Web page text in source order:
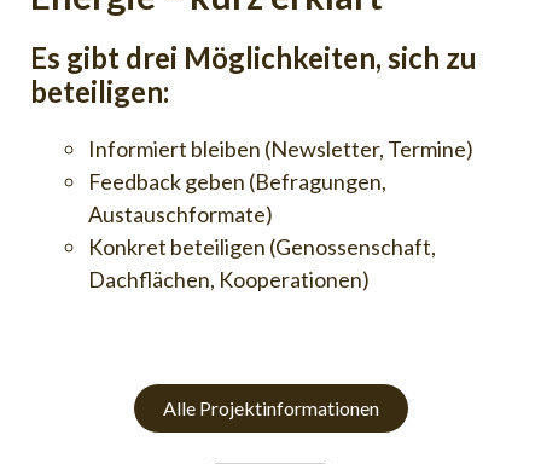
Es gibt drei Möglichkeiten, sich zu
beteiligen:
Informiert bleiben (Newsletter, Termine)
Feedback geben (Befragungen,
Austauschformate)
Konkret beteiligen (Genossenschaft,
Dachflächen, Kooperationen)
Alle Projektinformationen